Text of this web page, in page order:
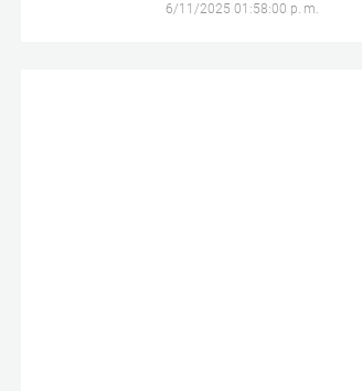
6/11/2025 01:58:00 p. m.